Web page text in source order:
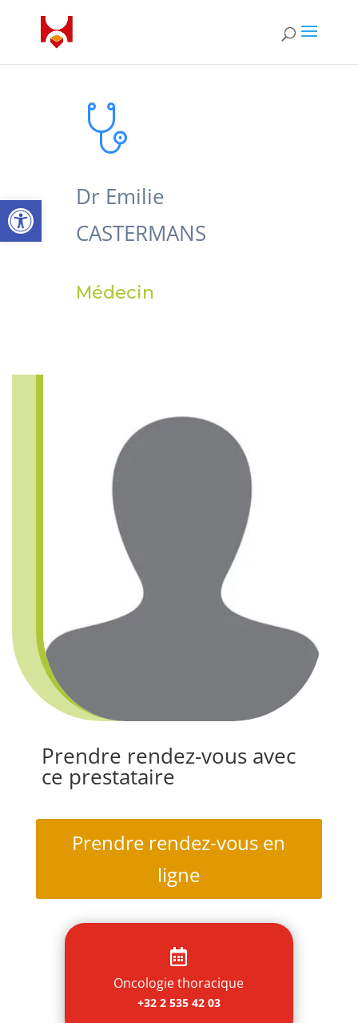
Ouvrir la barre d’outilsDr Emilie
CASTERMANS
Médecin
Prendre rendez-vous avec
ce prestataire
Prendre rendez-vous en
ligne

Oncologie thoracique
+32 2 535 42 03